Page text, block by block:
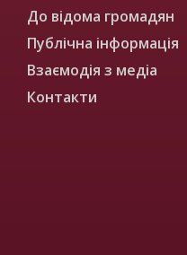
До відома громадян
Публічна інформація
Взаємодія з медіа
Контакти